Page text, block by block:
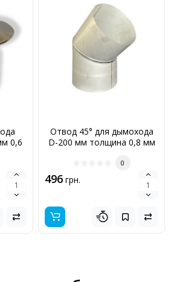
0,6
Отвод 45° для дымохода
D-200 мм толщина 0,8 мм
0
496 грн.